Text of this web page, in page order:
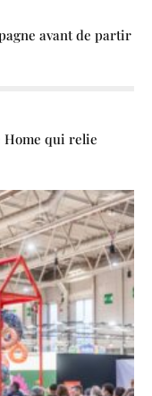
avant de partir
Home qui relie